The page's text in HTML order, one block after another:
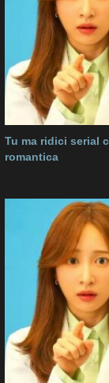
Tu ma ridici serial
romantica